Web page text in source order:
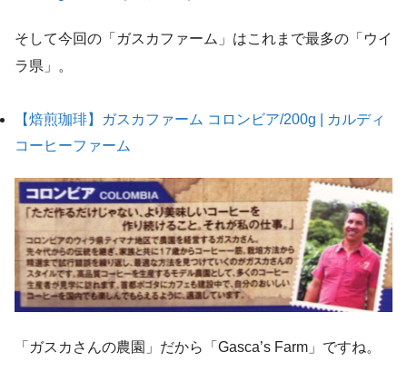
そして今回の「ガスカファーム」はこれまで最多の「ウイ
ラ県」。
【焙煎珈琲】ガスカファーム コロンビア/200g | カルディ
コーヒーファーム
「ガスカさんの農園」だから「Gasca’s Farm」ですね。